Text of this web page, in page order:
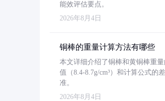
能效评估要点。
2026年8月4日
铜棒的重量计算方法有哪些
本文详细介绍了铜棒和黄铜棒重
值（8.4-8.7g/cm³）和计算公式的
准。
2026年8月4日